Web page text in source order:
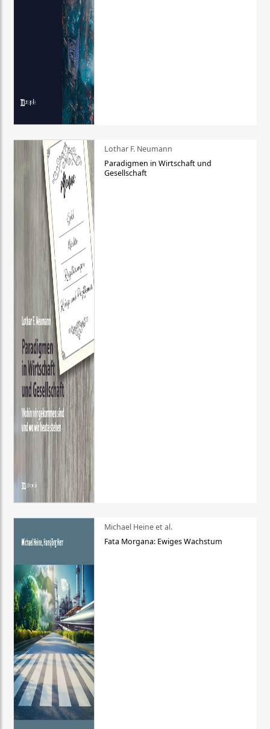
Lothar F. Neumann
Paradigmen in Wirtschaft und
Gesellschaft
Michael Heine et al.
Fata Morgana: Ewiges Wachstum